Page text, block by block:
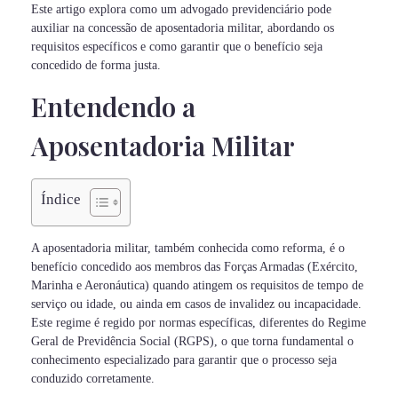
Este artigo explora como um advogado previdenciário pode
auxiliar na concessão de aposentadoria militar, abordando os
requisitos específicos e como garantir que o benefício seja
concedido de forma justa.
Entendendo a
Aposentadoria Militar
Índice
A aposentadoria militar, também conhecida como reforma, é o
benefício concedido aos membros das Forças Armadas (Exército,
Marinha e Aeronáutica) quando atingem os requisitos de tempo de
serviço ou idade, ou ainda em casos de invalidez ou incapacidade.
Este regime é regido por normas específicas, diferentes do Regime
Geral de Previdência Social (RGPS), o que torna fundamental o
conhecimento especializado para garantir que o processo seja
conduzido corretamente.